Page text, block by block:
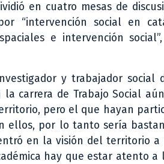
en cuatro mesas de
“intervención social en
e intervención
y trabajador social
la carrera de Trabajo Social
pero el que hayan
ellos, por lo tanto sería
en la visión del territorio
hay que estar atento